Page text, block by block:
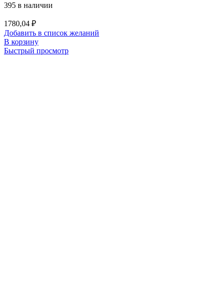
395 в наличии
1780,04 ₽
Добавить в список желаний
В корзину
Быстрый просмотр